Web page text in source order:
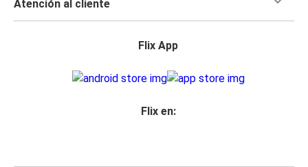
Atención al cliente
Flix App
Flix en: